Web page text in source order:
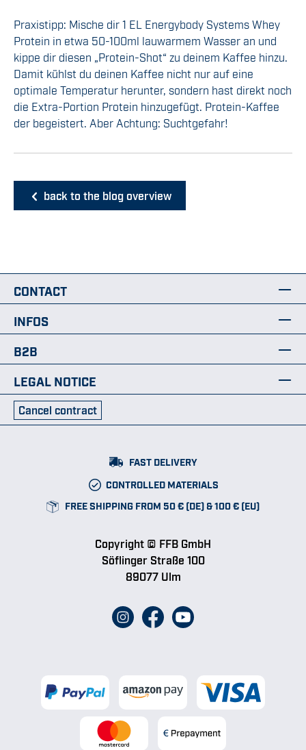
Praxistipp: Mische dir 1 EL Energybody Systems Whey
Protein in etwa 50-100ml lauwarmem Wasser an und
kippe dir diesen „Protein-Shot“ zu deinem Kaffee hinzu.
Damit kühlst du deinen Kaffee nicht nur auf eine
optimale Temperatur herunter, sondern hast direkt noch
die Extra-Portion Protein hinzugefügt. Protein-Kaffee
der begeistert. Aber Achtung: Suchtgefahr!
back to the blog overview
CONTACT
INFOS
B2B
LEGAL NOTICE
Cancel contract
FAST DELIVERY
CONTROLLED MATERIALS
FREE SHIPPING FROM 50 € (DE) & 100 € (EU)
Copyright © FFB GmbH
Söflinger Straße 100
89077 Ulm